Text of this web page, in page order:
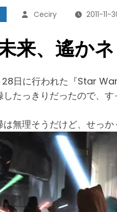
Ceciry 2011-11-
来、遙か
28日に行われた『Star
たっきりだったので、
は無理そうだけど、せっか